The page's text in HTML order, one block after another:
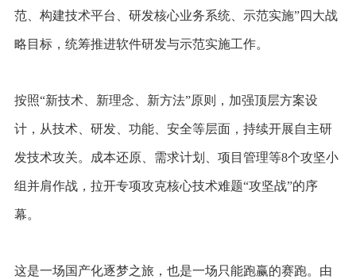
范、构建技术平台、研发核心业务系统、示范实施”四大战
略目标，统筹推进软件研发与示范实施工作。
按照“新技术、新理念、新方法”原则，加强顶层方案设
计，从技术、研发、功能、安全等层面，持续开展自主研
发技术攻关。成本还原、需求计划、项目管理等8个攻坚小
组并肩作战，拉开专项攻克核心技术难题“攻坚战”的序
幕。
这是一场国产化逐梦之旅，也是一场只能跑赢的赛跑。由